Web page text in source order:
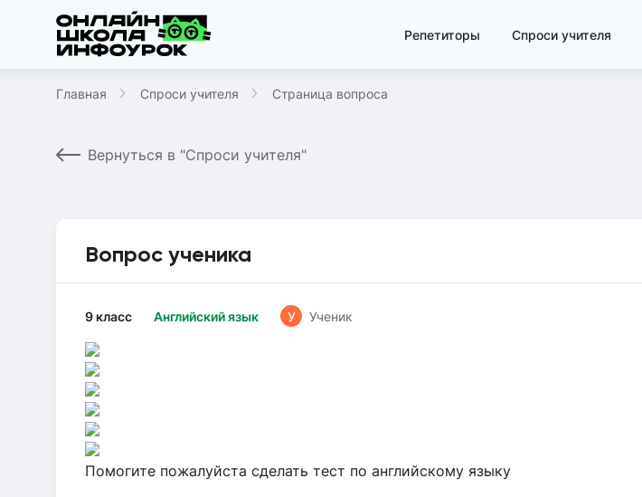
Репетиторы Спроси учителя
Главная Спроси учителя Страница вопроса
Вернуться в "Спроси учителя"
Вопрос ученика
Английский язык
9 класс У Ученик
Помогите пожалуйста сделать тест по английскому языку